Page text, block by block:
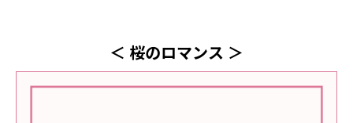
＜ 桜のロマンス ＞